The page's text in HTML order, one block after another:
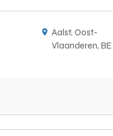
Aalst, Oost-
Vlaanderen, BE